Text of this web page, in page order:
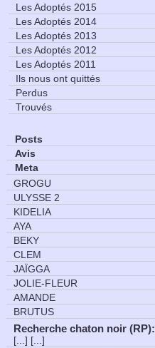
Les Adoptés 2015
Les Adoptés 2014
Les Adoptés 2013
Les Adoptés 2012
Les Adoptés 2011
Ils nous ont quittés
Perdus
Trouvés
Posts
Avis
Meta
GROGU
ULYSSE 2
KIDELIA
AYA
BEKY
CLEM
JAÏGGA
JOLIE-FLEUR
AMANDE
BRUTUS
Recherche chaton noir (RP):
[...] [...]